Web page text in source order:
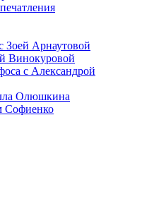
Зоей Арнаутовой
Винокуровой
с Александрой
Олюшкина
Софиенко